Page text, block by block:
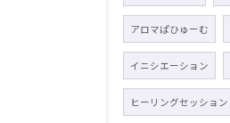
アロマぱひゅーむ
イニシエーション
ヒーリングセッション